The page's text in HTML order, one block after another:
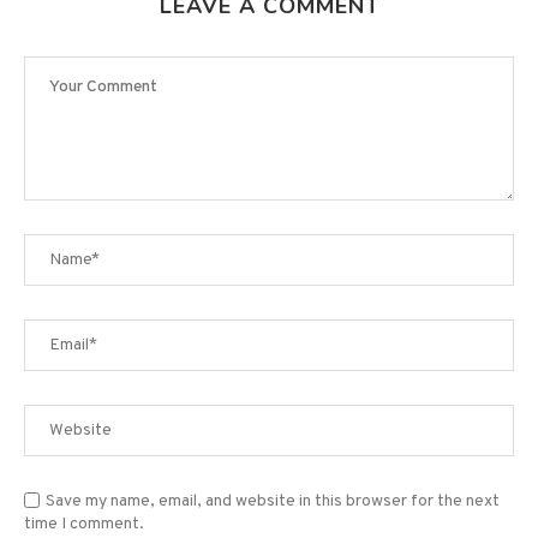
time I comment.